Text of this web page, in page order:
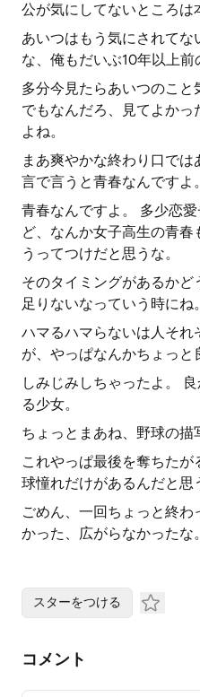
公が気にしてないところは
あいつはもう気にされて
な、俺もだいぶ10年以上前
多分今見たらあいつのこと
でもなんだろ、見てよか
よね。
まあ爽やかな終わり口で
言で言うと青春なんですよ。
青春なんですよ。 多少恋
ど、なんか女子高生の青
うってつけだと思うな。
そのタイミングがあるか
足りないなっていう時にね。
ハマるハマらないは人そ
が、やっぱなんかちょっと
しみじみしちゃったよ。
る少女。
ちょっとまあね、野球の描
これやっぱ最後を奪ちた
球憧れだけがあるんだと思
ごめん、一回ちょっと終
かった、広がらなかったな。
スターをつける
コメント